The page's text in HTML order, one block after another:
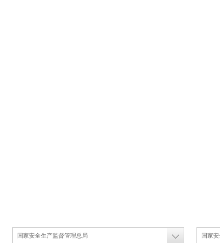
国家安全生产监督管理总局 国家